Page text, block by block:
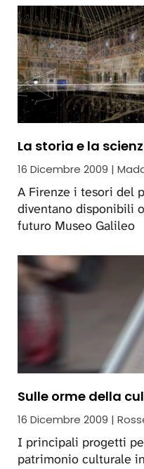
La storia e la
16 Dicembre 2009 |
A Firenze i tesori del
diventano disponibili
futuro Museo Galileo
Sulle orme della
16 Dicembre 2009 |
I principali progetti
patrimonio culturale